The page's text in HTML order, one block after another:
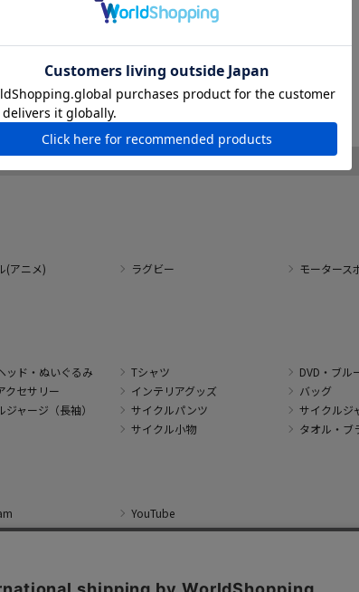
(アニメ) ラグビー
モータース
ッド・ぬいぐるみ Tシャツ
DVD・ブル
クセサリー インテリアグッズ
バッグ
ジャージ（長袖） サイクルパンツ
サイクルジ
サイクル小物 タオル・ブ
YouTube